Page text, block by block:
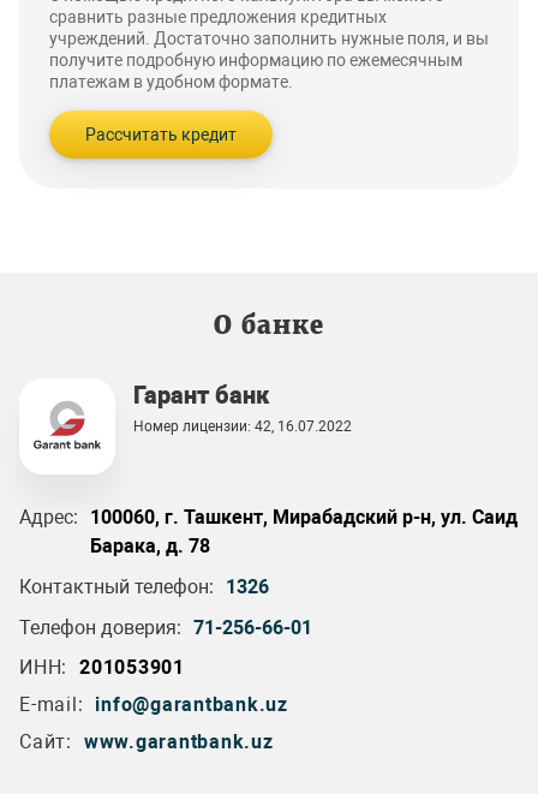
сравнить разные предложения кредитных
учреждений. Достаточно заполнить нужные поля, и вы
получите подробную информацию по ежемесячным
платежам в удобном формате.
Рассчитать кредит
О банке
Гарант банк
Номер лицензии: 42, 16.07.2022
Адрес:
100060, г. Ташкент, Мирабадский р-н, ул. Саид
Барака, д. 78
Контактный телефон:
1326
Телефон доверия: 71-256-66-01
ИНН:
201053901
E-mail:
info@garantbank.uz
Сайт:
www.garantbank.uz